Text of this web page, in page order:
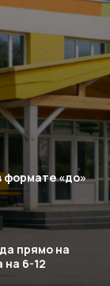
формате «до»
прямо на
6-12